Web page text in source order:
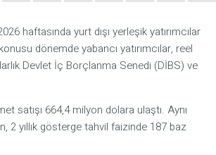
haftasında yurt dışı yerleşik yatırımcılar
dönemde yabancı yatırımcılar, reel
Devlet İç Borçlanma Senedi (DİBS) ve
satışı 664,4 milyon dolara ulaştı. Aynı
2 yıllık gösterge tahvil faizinde 187 baz